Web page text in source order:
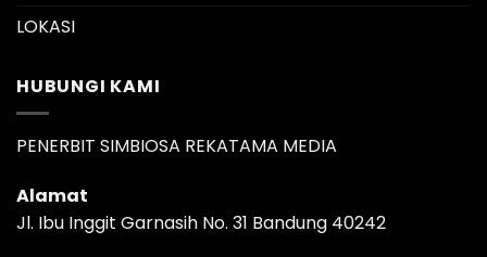
LOKASI
HUBUNGI KAMI
PENERBIT SIMBIOSA REKATAMA MEDIA
Alamat
Jl. Ibu Inggit Garnasih No. 31 Bandung 40242